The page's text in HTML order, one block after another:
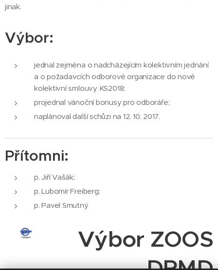
jinak.
Výbor:
jednal zejména o nadcházejícím kolektivním jednání
a o požadavcích odborové organizace do nové
kolektivní smlouvy KS2018;
projednal vánoční bonusy pro odboráře;
naplánoval další schůzi na 12. 10. 2017.
Přítomni:
p. Jiří Vašák;
p. Lubomír Freiberg;
p. Pavel Smutný
Výbor ZOOS